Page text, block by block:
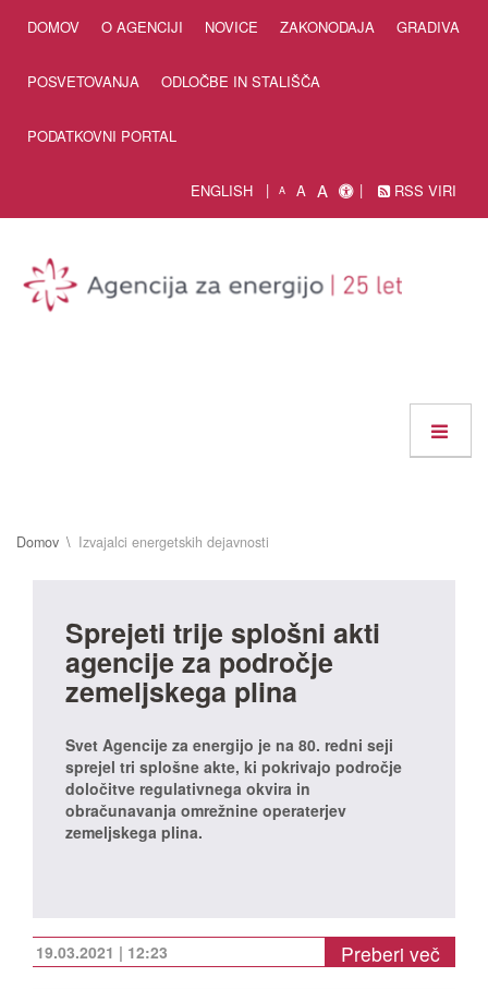
DOMOV O AGENCIJI NOVICE ZAKONODAJA GRADIVA
POSVETOVANJA ODLOČBE IN STALIŠČA
PODATKOVNI PORTAL
ENGLISH A A A RSS VIRI
Domov Izvajalci energetskih dejavnosti
Sprejeti trije splošni akti
agencije za področje
zemeljskega plina
Svet Agencije za energijo je na 80. redni seji
sprejel tri splošne akte, ki pokrivajo področje
določitve regulativnega okvira in
obračunavanja omrežnine operaterjev
zemeljskega plina.
19.03.2021 | 12:23 Preberi več